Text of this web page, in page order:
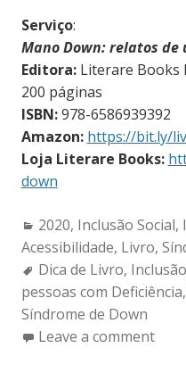
Serviço:
Mano Down: relatos
Editora:Literare Books
200 páginas
ISBN:978-6586939392
Amazon: https://bit.ly/
Loja Literare Books:
down
Categories:
2020, Inclusão Social,
Acessibilidade, Livro,
Tags:
Dica de Livro, Inclusão
pessoas com Deficiência,
Síndrome de Down
Leave a comment